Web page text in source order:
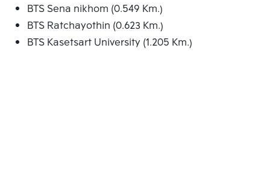
BTS Sena nikhom (0.549 Km.)
BTS Ratchayothin (0.623 Km.)
BTS Kasetsart University (1.205 Km.)